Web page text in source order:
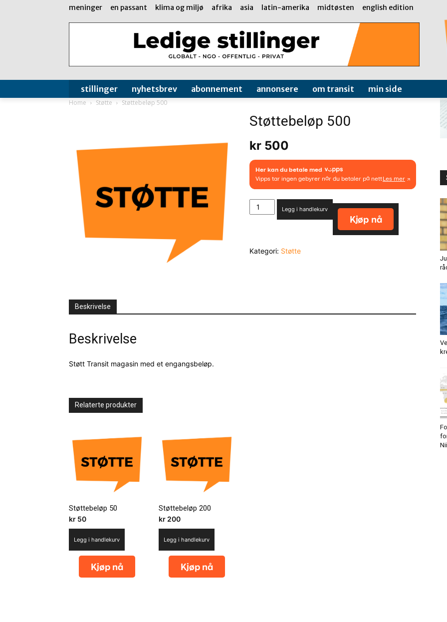
meninger en passant klima og miljø afrika asia latin-amerika midtøsten english edition
stillinger nyhetsbrev abonnement annonsere om transit min side
Home Støtte Støttebeløp 500
Støttebeløp 500
kr500
Støttebeløp
500
Legg i handlekurv
Kategori: Støtte
Beskrivelse
Beskrivelse
Støtt Transit magasin med et engangsbeløp.
Relaterte produkter
Støttebeløp 50
kr 50
Legg i handlekurv
Støttebeløp 200
kr200
Legg i handlekurv